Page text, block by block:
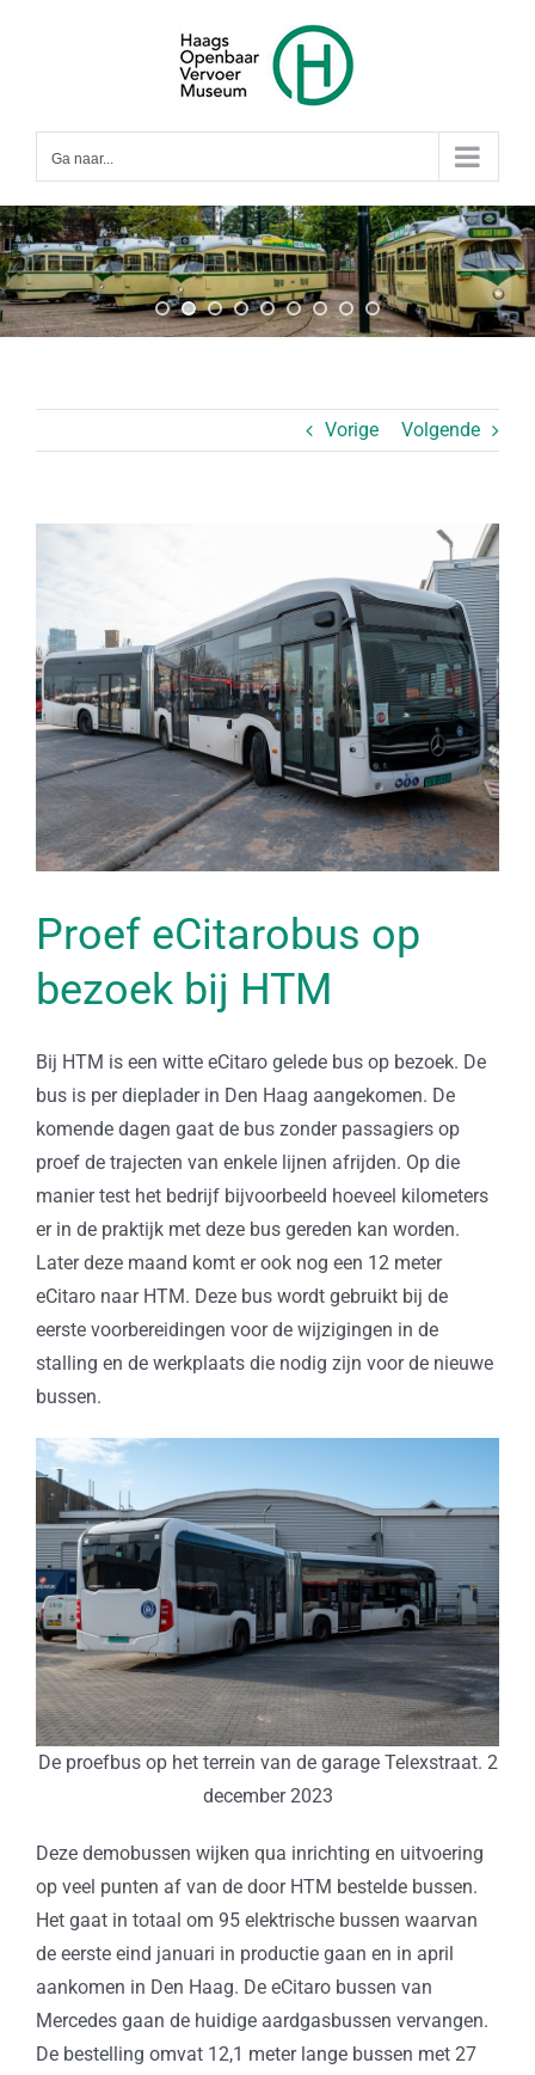
Ga naar...
Vorige Volgende
Bekijk
Proef eCitarobus op
bezoek bij HTM
Bij HTM is een witte eCitaro gelede bus op bezoek. De
bus is per dieplader in Den Haag aangekomen. De
komende dagen gaat de bus zonder passagiers op
proef de trajecten van enkele lijnen afrijden. Op die
manier test het bedrijf bijvoorbeeld hoeveel kilometers
er in de praktijk met deze bus gereden kan worden.
Later deze maand komt er ook nog een 12 meter
eCitaro naar HTM. Deze bus wordt gebruikt bij de
eerste voorbereidingen voor de wijzigingen in de
stalling en de werkplaats die nodig zijn voor de nieuwe
bussen.
De proefbus op het terrein van de garage Telexstraat. 2
december 2023
Deze demobussen wijken qua inrichting en uitvoering
op veel punten af van de door HTM bestelde bussen.
Het gaat in totaal om 95 elektrische bussen waarvan
de eerste eind januari in productie gaan en in april
aankomen in Den Haag. De eCitaro bussen van
Mercedes gaan de huidige aardgasbussen vervangen.
De bestelling omvat 12,1 meter lange bussen met 27